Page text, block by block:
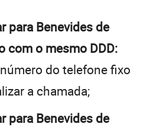
para Benevides de
com o mesmo DDD:
do telefone fixo
a chamada;
para Benevides de